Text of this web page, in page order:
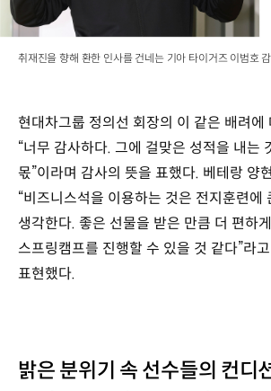
취재진을 향해 환한 인사를 건네는 기아 타이거즈 이범호
현대차그룹 정의선 회장의 이 같은 배려에
“너무 감사하다. 그에 걸맞은 성적을 내는
몫”이라며 감사의 뜻을 표했다. 베테랑 양
“비즈니스석을 이용하는 것은 전지훈련에
생각한다. 좋은 선물을 받은 만큼 더 편하
스프링캠프를 진행할 수 있을 것 같다”라
표현했다.
밝은 분위기 속 선수들의 컨디